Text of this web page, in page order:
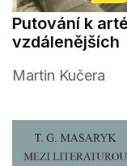
Putování k
vzdálenějších
Martin Kučera